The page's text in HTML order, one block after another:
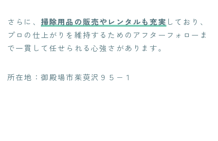
さらに、 掃除用品の販売やレンタルも充実 しており、
プロの仕上がりを維持するためのアフターフォローま
で一貫して任せられる心強さがあります。
所在地：御殿場市茱萸沢９５−１